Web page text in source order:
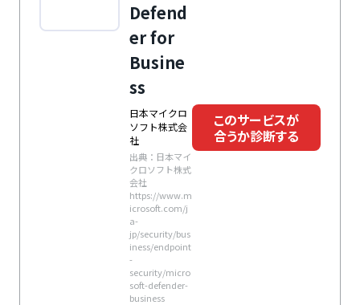
Defend
er for
Busine
ss
日本マイクロ
ソフト株式会
社
出典：日本マイ
クロソフト株式
会社
https://www.m
icrosoft.com/j
a-
jp/security/bus
iness/endpoint
-
security/micro
soft-defender-
business
このサービスが
合うか診断する